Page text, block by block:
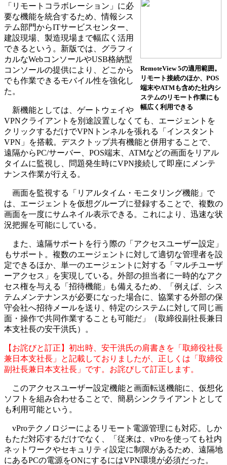
RemoteView 5の適用範囲。
リモート接続のほか、POS
端末やATMも含めた社内シ
ステムのリモート作業にも
幅広く利用できる
「リモートコラボレーション」に必
要な機能を統合するため、情報シス
テム部門からITサービスセンター、
建設現場、製造現場まで幅広く活用
できるという。新版では、グラフィ
カルなWebコンソールやUSB格納型
コンソールの提供により、どこから
でも作業できるモバイル性を強化し
た。
新機能としては、ゲートウェイや
VPNクライアントを別途設置しなくても、エージェントを
クリックするだけでVPNトンネルを張れる「インスタント
VPN」を搭載。デスクトップ共有機能と併用することで、
遠隔からPC/サーバー、POS端末、ATMなどの画面をリアル
タイムに監視し、問題発生時にVPN接続して即座にメンテ
ナンス作業が行える。
画面を監視する「リアルタイム・モニタリング機能」で
は、エージェントを仮想グループに登録することで、複数の
画面を一度にサムネイル表示できる。これにより、迅速な状
況把握を可能にしている。
また、遠隔サポートを行う際の「アクセスユーザー設定」
もサポート。複数のエージェントに対して適切な管理者を設
定できるほか、単一のエージェントに対する「マルチユーザ
ーアクセス」を実現している。外部の担当者に一時的なアク
セス権を与える「招待機能」も備えるため、「例えば、シス
テムメンテナンスが必要になった場合に、協業する外部の保
守会社へ招待メールを送り、特定のシステムに対して同じ画
面・操作で共同作業することも可能だ」（取締役副社長兼日
本支社長の安干洪氏）。
【お詫びと訂正】初出時、安干洪氏の肩書きを「取締役社長
兼日本支社長」と記載しておりましたが、正しくは「取締役
副社長兼日本支社長」です。お詫びして訂正します。
このアクセスユーザー設定機能と画面転送機能に、仮想化
ソフトを組み合わせることで、簡易シンクライアントとして
も利用可能という。
vProテクノロジーによるリモート電源管理にも対応。しか
もただ対応するだけでなく、「従来は、vProを使っても社内
ネットワークやセキュリティ設定に制限があるため、遠隔地
にあるPCの電源をONにするにはVPN環境が必須だった。